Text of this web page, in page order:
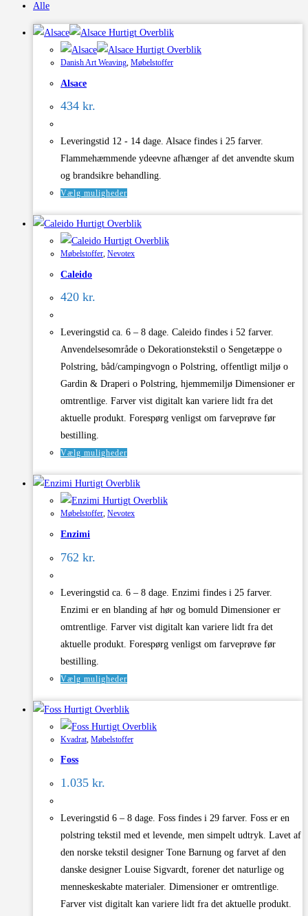
Alle
Hurtigt Overblik
Hurtigt Overblik
Danish Art Weaving, Møbelstoffer
Alsace
434 kr.
Leveringstid 12 - 14 dage. Alsace findes i 25 farver.
Flammehæmmende ydeevne afhænger af det anvendte skum
og brandsikre behandling.
Vælg muligheder
har
flere
varianter.
på
varesiden
Hurtigt Overblik
Hurtigt Overblik
Møbelstoffer, Nevotex
Caleido
420 kr.
Leveringstid ca. 6 – 8 dage. Caleido findes i 52 farver.
Anvendelsesområde o Dekorationstekstil o Sengetæppe o
Polstring, båd/campingvogn o Polstring, offentligt miljø o
Gardin & Draperi o Polstring, hjemmemiljø Dimensioner er
omtrentlige. Farver vist digitalt kan variere lidt fra det
aktuelle produkt. Forespørg venligst om farveprøve før
bestilling.
Vælg muligheder
har
flere
varianter.
på
varesiden
Hurtigt Overblik
Hurtigt Overblik
Møbelstoffer, Nevotex
Enzimi
762 kr.
Leveringstid ca. 6 – 8 dage. Enzimi findes i 25 farver.
Enzimi er en blanding af hør og bomuld Dimensioner er
omtrentlige. Farver vist digitalt kan variere lidt fra det
aktuelle produkt. Forespørg venligst om farveprøve før
bestilling.
Vælg mulighederDette
har
flere
varianter.
på
varesiden
Hurtigt Overblik
Hurtigt Overblik
Kvadrat Møbelstoffer
Foss
1.035 kr.
Leveringstid 6 – 8 dage. Foss findes i 29 farver. Foss er en
polstring tekstil med et levende, men simpelt udtryk. Lavet af
den norske tekstil designer Tone Barnung og farvet af den
danske designer Louise Sigvardt, forener det naturlige og
menneskeskabte materialer. Dimensioner er omtrentlige.
Farver vist digitalt kan variere lidt fra det aktuelle produkt.